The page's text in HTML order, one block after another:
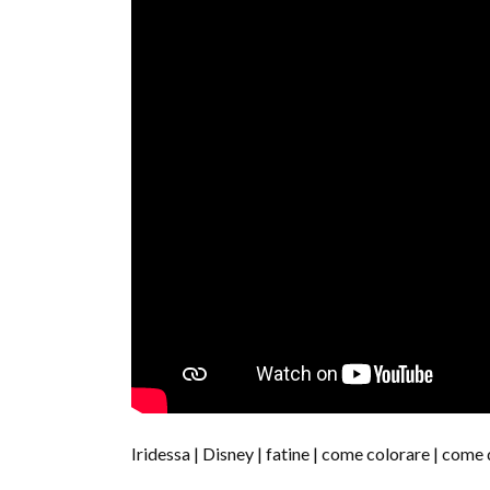
Iridessa | Disney | fatine | come colorare |